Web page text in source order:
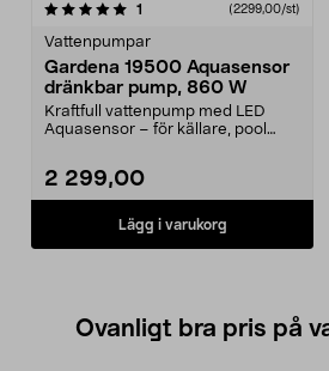
1 (2299,00/st)
Vattenpumpar
Gardena 19500 Aquasensor
dränkbar pump, 860 W
Kraftfull vattenpump med LED
Aquasensor – för källare, pool
2 299,00
Lägg i varukorg
Ovanligt bra pris på